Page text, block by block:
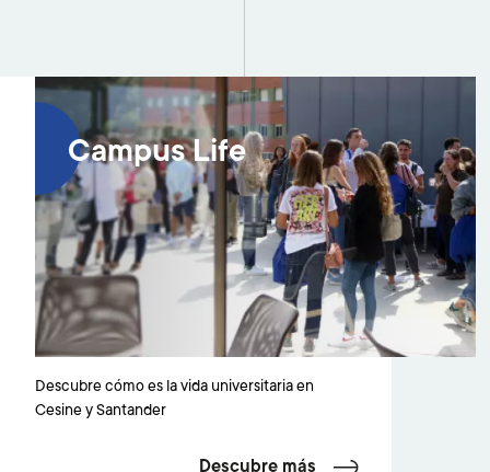
Campus Life
Descubre cómo es la vida universitaria en
Cesine y Santander
Descubre más